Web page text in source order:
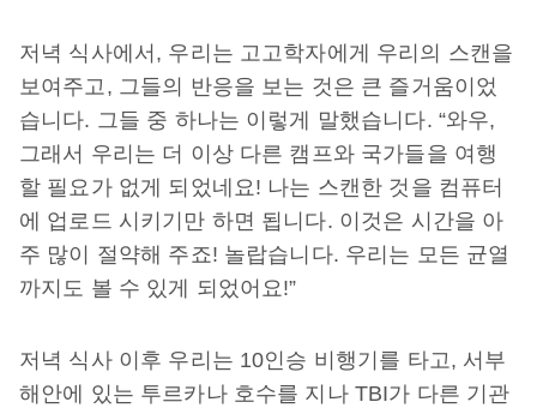
저녁 식사에서 , 우리는 고고학자에게 우리의 스캔을
보여주고, 그들의 반응을 보는 것은 큰 즐거움이었
습니다. 그들 중 하나는 이렇게 말했습니다. “와우,
그래서 우리는 더 이상 다른 캠프와 국가들을 여행
할 필요가 없게 되었네요! 나는 스캔한 것을 컴퓨터
에
업로드 시키기만 하면 됩니다. 이것은 시간을 아
주 많이 절약해 주죠! 놀랍습니다. 우리는 모든 균열
까지도 볼 수 있게 되었어요!”
저녁 식사 이후 우리는 10인승 비행기를 타고, 서부
해안에
있는 투르카나 호수를 지나 TBI가 다른 기관